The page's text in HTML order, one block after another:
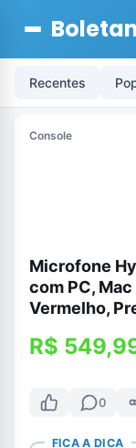
Recentes
Console
Microfone
com PC,
Vermelho,
R$
0
FICA A DICA